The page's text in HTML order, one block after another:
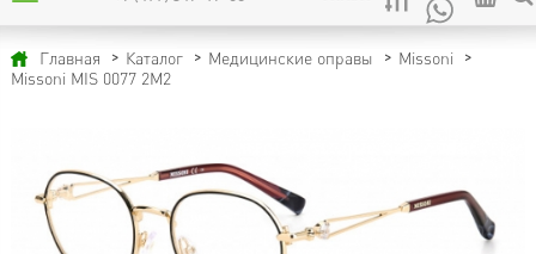
Главная Каталог Медицинские оправы
Missoni
Missoni MIS 0077 2M2